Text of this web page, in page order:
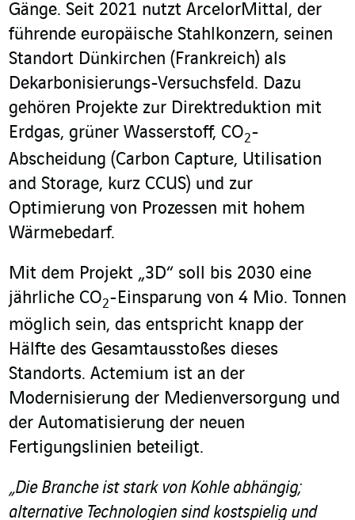
Gänge. Seit 2021 nutzt ArcelorMittal, der
führende europäische Stahlkonzern, seinen
Standort Dünkirchen (Frankreich) als
Dekarbonisierungs-Versuchsfeld. Dazu
gehören Projekte zur Direktreduktion mit
Erdgas, grüner Wasserstoff, CO2-
Abscheidung (Carbon Capture, Utilisation
and Storage, kurz CCUS) und zur
Optimierung von Prozessen mit hohem
Wärmebedarf.
Mit dem Projekt „3D“ soll bis 2030 eine
jährliche CO2-Einsparung von 4 Mio. Tonnen
möglich sein, das entspricht knapp der
Hälfte des Gesamtausstoßes dieses
Standorts. Actemium ist an der
Modernisierung der Medienversorgung und
der Automatisierung der neuen
Fertigungslinien beteiligt.
„Die Branche ist stark von Kohle abhängig;
alternative Technologien sind kostspielig und